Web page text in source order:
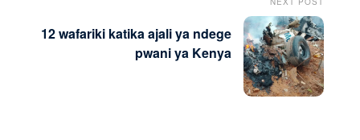
12 wafariki katika ajali ya ndege
pwani ya Kenya